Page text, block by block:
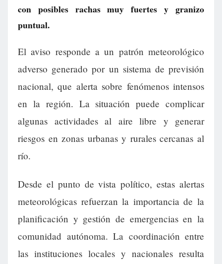
con posibles rachas muy fuertes y granizo
puntual.
El aviso responde a un patrón meteorológico
adverso generado por un sistema de previsión
nacional, que alerta sobre fenómenos intensos
en la región. La situación puede complicar
algunas actividades al aire libre y generar
riesgos en zonas urbanas y rurales cercanas al
río.
Desde el punto de vista político, estas alertas
meteorológicas refuerzan la importancia de la
planificación y gestión de emergencias en la
comunidad autónoma. La coordinación entre
las instituciones locales y nacionales resulta